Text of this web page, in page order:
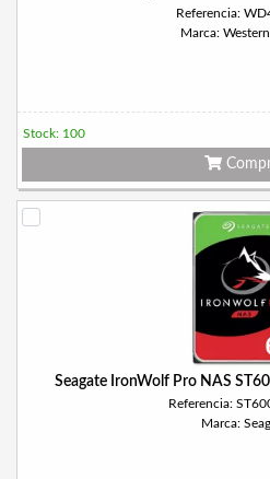
Referencia:
Marca:
Stock: 100
Seagate IronWolf Pro NAS
Referencia:
Marca: